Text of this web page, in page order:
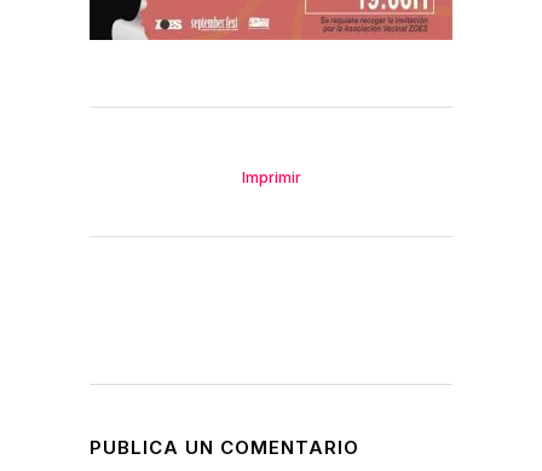
Imprimir
PUBLICA UN COMENTARIO